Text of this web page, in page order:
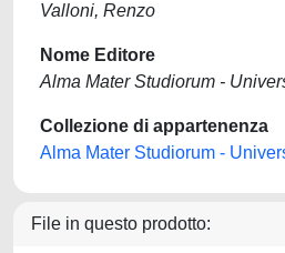
Valloni, Renzo
Nome Editore
Alma Mater Studiorum -
Collezione di appartenenza
Alma Mater Studiorum -
File in questo prodotto: